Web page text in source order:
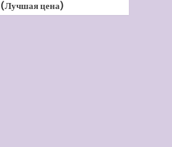
(Лучшая цена)